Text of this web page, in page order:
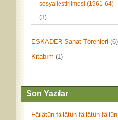
sosyalleştirilmesi (1961-64)
(3)
ESKADER Sanat Törenleri (6)
Kitabım (1)
Son Yazılar
Fâilâtün fâilâtün fâilâtün fâilün